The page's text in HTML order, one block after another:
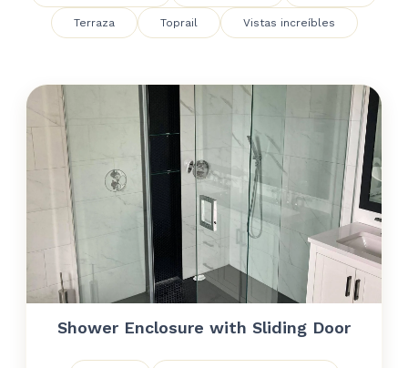
Terraza Toprail Vistas increíbles
Shower Enclosure with Sliding Door